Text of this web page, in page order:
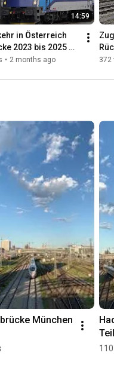
14:59
in Österreich
2023 bis 2025
• 2 months ago 372
München